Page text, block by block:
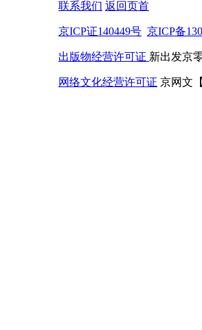
联系我们 返回页首
京ICP证140449号 京ICP备
出版物经营许可证 新出发京
网络文化经营许可证 京网文